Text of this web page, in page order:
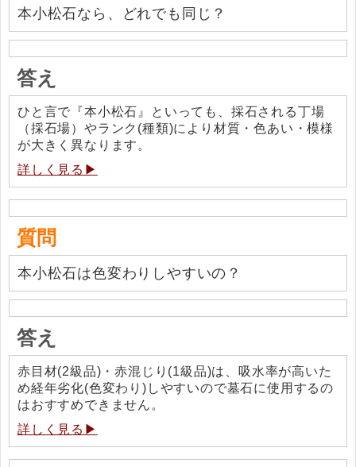
本小松石なら、どれでも同じ？
答え
ひと言で『本小松石』といっても、採石される丁場
（採石場）やランク(種類)により材質・色あい・模様
が大きく異なります。
詳しく見る▶
質問
本小松石は色変わりしやすいの？
答え
赤目材(2級品)・赤混じり(1級品)は、吸水率が高いた
め経年劣化(色変わり)しやすいので墓石に使用するの
はおすすめできません。
詳しく見る▶